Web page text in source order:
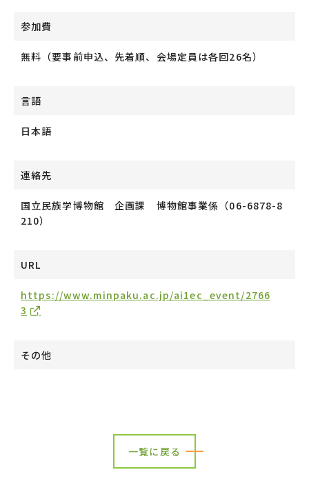
参加費
無料（要事前申込、先着順、会場定員は各回26名）
言語
日本語
連絡先
国立民族学博物館 企画課 博物館事業係（06-6878-8
210）
URL
https://www.minpaku.ac.jp/ai1ec_event/2766
3
その他
一覧に戻る